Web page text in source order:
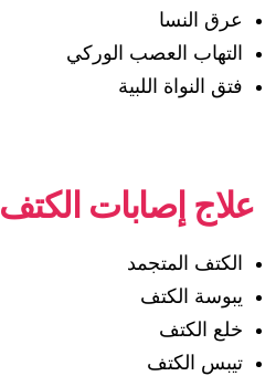
عرق النسا
التهاب العصب الوركي
فتق النواة اللبية
علاج إصابات الكتف
الكتف المتجمد
يبوسة الكتف
خلع الكتف
تيبس الكتف